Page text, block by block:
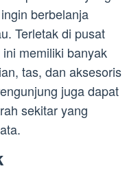
berbelanja
Terletak di pusat
memiliki banyak
tas, dan aksesoris
juga dapat
sekitar yang